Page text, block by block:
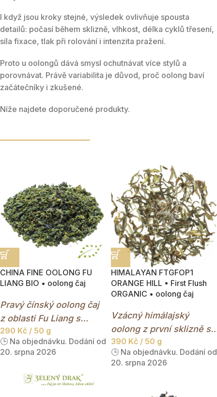
I když jsou kroky stejné, výsledek ovlivňuje spousta
detailů: počasí během sklizně, vlhkost, délka cyklů třesení,
síla fixace, tlak při rolování i intenzita pražení.
Proto u oolongů dává smysl ochutnávat více stylů a
porovnávat. Právě variabilita je důvod, proč oolong baví
začátečníky i zkušené.
Níže najdete doporučené produkty.
CHINA FINE OOLONG FU
LIANG BIO • oolong čaj
Pravý čínský oolong čaj
z oblasti Fu Liang s
jemnou květinovou chutí
a světlým nálevem.
290 Kč / 50 g
🕒 Na objednávku. Dodání od
20. srpna 2026
HIMALAYAN FTGFOP1
ORANGE HILL • First Flush
ORGANIC • oolong čaj
Vzácný himálajský
oolong z první sklizně s
jemnou květinovou chutí,
ořechovým nádechem a
svěží horskou elegancí.
390 Kč / 50 g
🕒 Na objednávku. Dodání od
20. srpna 2026